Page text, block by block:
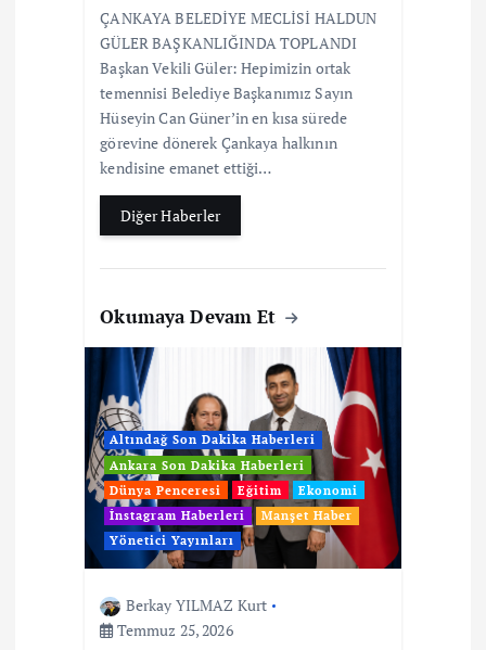
ÇANKAYA BELEDİYE MECLİSİ HALDUN
GÜLER BAŞKANLIĞINDA TOPLANDI
Başkan Vekili Güler: Hepimizin ortak
temennisi Belediye Başkanımız Sayın
Hüseyin Can Güner’in en kısa sürede
görevine dönerek Çankaya halkının
kendisine emanet ettiği…
Diğer Haberler
Okumaya Devam Et
Altındağ Son Dakika Haberleri
Ankara Son Dakika Haberleri
Dünya Penceresi
Eğitim
Ekonomi
İnstagram Haberleri
Manşet Haber
Yönetici Yayınları
Berkay YILMAZ Kurt
Temmuz 25, 2026